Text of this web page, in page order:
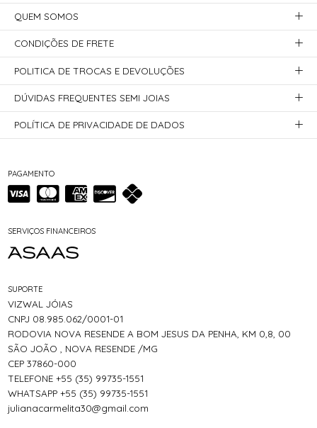
PAGAMENTO
SERVIÇOS FINANCEIROS
SUPORTE
VIZWAL JÓIAS
CNPJ 08.985.062/0001-01
RODOVIA NOVA RESENDE A BOM JESUS DA PENHA, KM 0,8, 00
SÃO JOÃO , NOVA RESENDE /MG
CEP 37860-000
TELEFONE +55 (35) 99735-1551
WHATSAPP +55 (35) 99735-1551
julianacarmelita30@gmail.com
QUEM SOMOS
CONDIÇÕES DE FRETE
POLITICA DE TROCAS E DEVOLUÇÕES
DÚVIDAS FREQUENTES SEMI JOIAS
POLÍTICA DE PRIVACIDADE DE DADOS